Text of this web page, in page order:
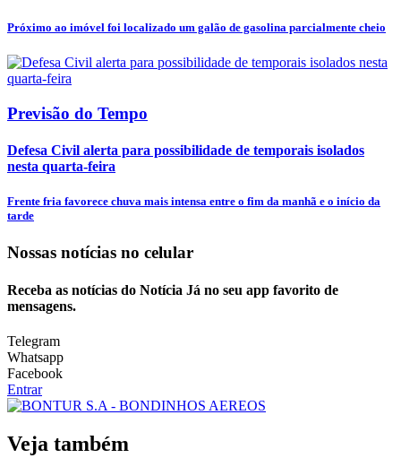
Próximo ao imóvel foi localizado um galão de gasolina parcialmente cheio
Previsão do Tempo
Defesa Civil alerta para possibilidade de temporais isolados
nesta quarta-feira
Frente fria favorece chuva mais intensa entre o fim da manhã e o início da
tarde
Nossas notícias no celular
Receba as notícias do Notícia Já no seu app favorito de
mensagens.
Telegram
Whatsapp
Facebook
Entrar
Veja também